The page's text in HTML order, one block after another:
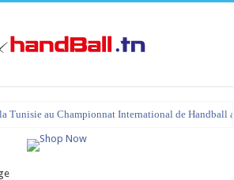
Tunisie au Championnat International de Handball
2023 : programme et liste des joueurs